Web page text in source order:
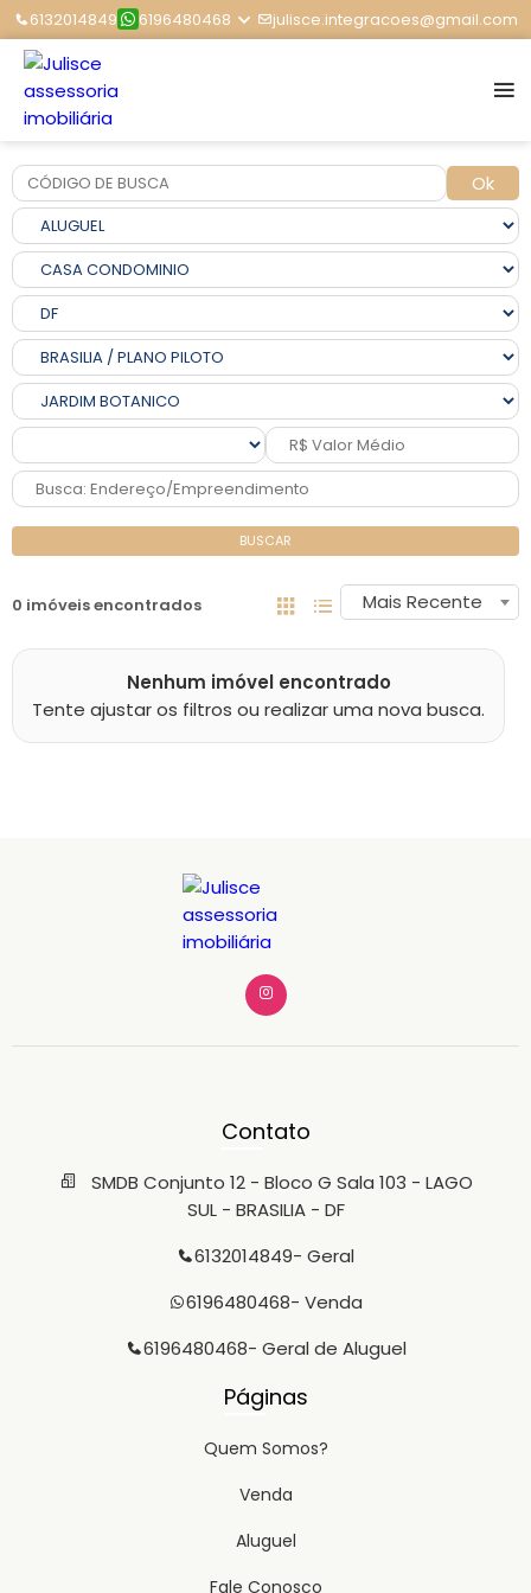
6132014849 6196480468 julisce.integracoes@gmail.com
Ok
BUSCAR
0 imóveis encontrados Mais Recente
Nenhum imóvel encontrado
Tente ajustar os filtros ou realizar uma nova busca.
Contato
SMDB Conjunto 12 - Bloco G Sala 103 - LAGO
SUL - BRASILIA - DF
6132014849- Geral
6196480468- Venda
6196480468- Geral de Aluguel
Páginas
Quem Somos?
Venda
Aluguel
Fale Conosco